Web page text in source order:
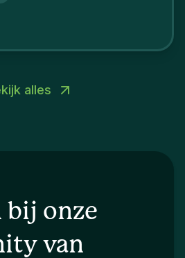
alles
bij onze
van